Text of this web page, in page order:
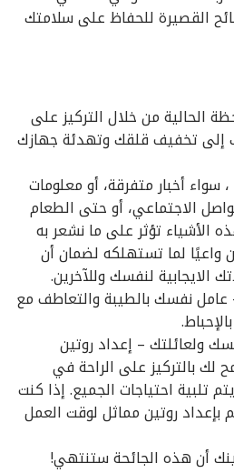
القصيرة للحفاظ على سلامتك
الحالية من خلال التركيز على
إلى تخفيف قلقك وتهدئة جهازك
سواء أخبار متفرقة، أو معلومات
الاجتماعي، أو حتى الطعام
الأشياء تؤثر على ما نشعر به
لما تستهلكه لضمان أن
الايجابية لنفسك وللآخرين.
عامل نفسك بالطيبة والتعاطف مع
ولعائلتك – إعداد روتين
لك بالتركيز على الراحة في
تلبية احتياجات الجميع. إذا كنت
روتين مماثل لوقت العمل
أن هذه الجائحة ستنتهي!